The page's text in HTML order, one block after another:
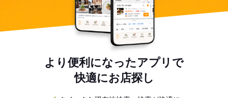
より便利になったアプリで
快適にお店探し